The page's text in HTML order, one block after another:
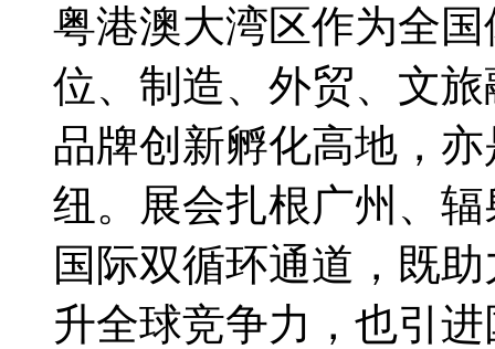
粤港澳大湾区作为全
位、制造、外贸、文
品牌创新孵化高地，
纽。展会扎根广州、
国际双循环通道，既
升全球竞争力，也引